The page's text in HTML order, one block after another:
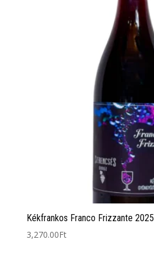
Kékfrankos Franco Frizzante 2025
3,270.00Ft